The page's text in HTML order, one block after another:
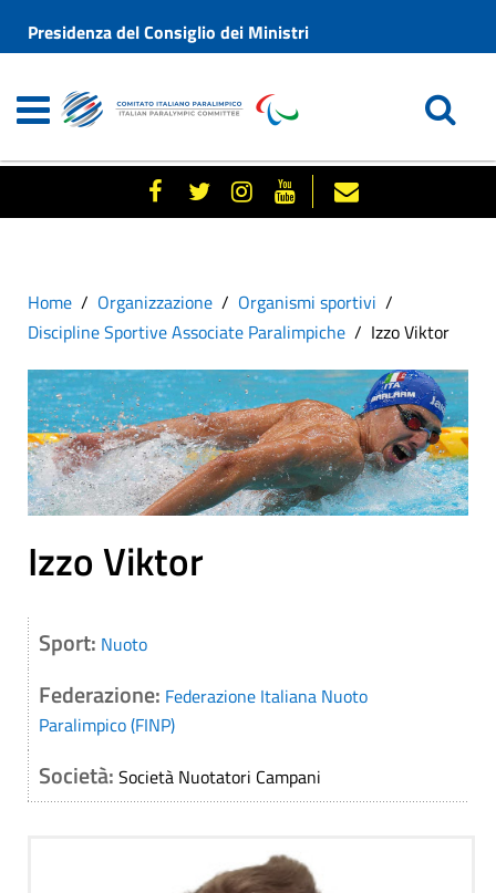
Presidenza del Consiglio dei Ministri
Home Organizzazione
Organismi sportivi
Discipline Sportive Associate Paralimpiche
Izzo Viktor
Izzo Viktor
Sport: Nuoto
Federazione: Federazione Italiana Nuoto
Paralimpico (FINP)
Società: Società Nuotatori Campani